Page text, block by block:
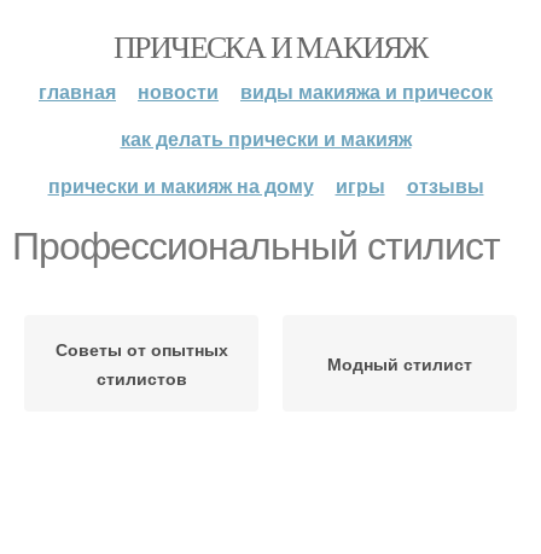
ПРИЧЕСКА И МАКИЯЖ
главная новости
виды макияжа и причесок
как делать прически и макияж
прически и макияж на дому
игры отзывы
Профессиональный стилист
Советы от опытных
стилистов
Модный стилист